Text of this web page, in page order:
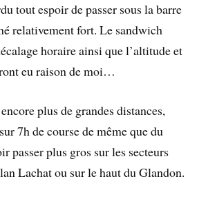
tout espoir de passer sous la barre
relativement fort. Le sandwich
horaire ainsi que l’altitude et
eu raison de moi…
plus de grandes distances,
7h de course de même que du
passer plus gros sur les secteurs
Lachat ou sur le haut du Glandon.